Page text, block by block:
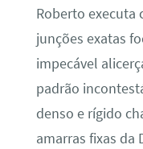
Roberto executa
junções exatas
impecável
padrão
denso e rígido
amarras fixas da